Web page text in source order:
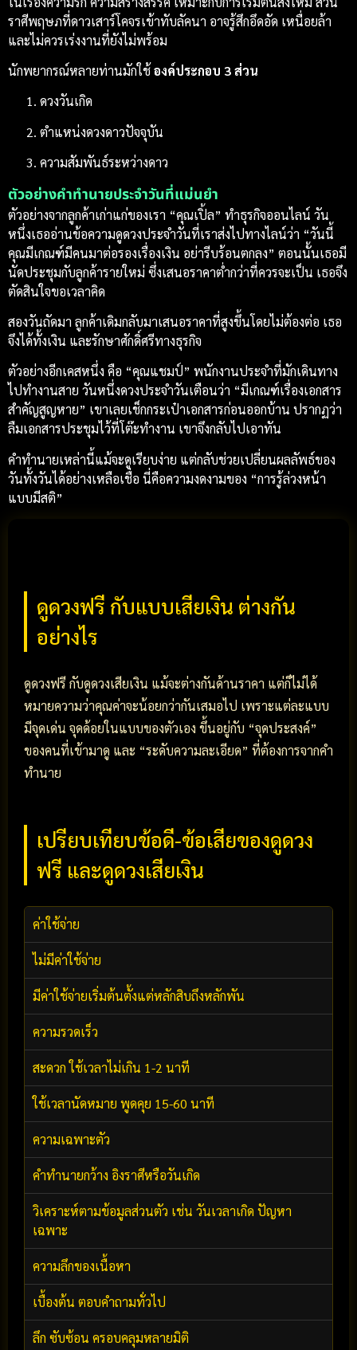
ราศีพฤษภที่ดาวเสาร์โคจรเข้าทับลัคนา อาจรู้สึกอึดอัด เหนื่อยล้า
และไม่ควรเร่งงานที่ยังไม่พร้อม
นักพยากรณ์หลายท่านมักใช้องค์ประกอบ 3 ส่วน
ดวงวันเกิด
ตำแหน่งดวงดาวปัจจุบัน
ความสัมพันธ์ระหว่างดาว
ตัวอย่างคำทำนายประจำวันที่แม่นยำ
ตัวอย่างจากลูกค้าเก่าแก่ของเรา “คุณเปิ้ล” ทำธุรกิจออนไลน์ วัน
หนึ่งเธออ่านข้อความดูดวงประจำวันที่เราส่งไปทางไลน์ว่า “วันนี้
คุณมีเกณฑ์มีคนมาต่อรองเรื่องเงิน อย่ารีบร้อนตกลง” ตอนนั้นเธอมี
นัดประชุมกับลูกค้ารายใหม่ ซึ่งเสนอราคาต่ำกว่าที่ควรจะเป็น เธอจึง
ตัดสินใจขอเวลาคิด
สองวันถัดมา ลูกค้าเดิมกลับมาเสนอราคาที่สูงขึ้นโดยไม่ต้องต่อ เธอ
จึงได้ทั้งเงิน และรักษาศักดิ์ศรีทางธุรกิจ
ตัวอย่างอีกเคสหนึ่ง คือ “คุณแชมป์” พนักงานประจำที่มักเดินทาง
ไปทำงานสาย วันหนึ่งดวงประจำวันเตือนว่า “มีเกณฑ์เรื่องเอกสาร
สำคัญสูญหาย” เขาเลยเช็กกระเป๋าเอกสารก่อนออกบ้าน ปรากฏว่า
ลืมเอกสารประชุมไว้ที่โต๊ะทำงาน เขาจึงกลับไปเอาทัน
คำทำนายเหล่านี้แม้จะดูเรียบง่าย แต่กลับช่วยเปลี่ยนผลลัพธ์ของ
วันทั้งวันได้อย่างเหลือเชื่อ นี่คือความงดงามของ “การรู้ล่วงหน้า
แบบมีสติ”
ดูดวงฟรี กับแบบเสียเงิน ต่างกัน
อย่างไร
ดูดวงฟรี กับดูดวงเสียเงิน แม้จะต่างกันด้านราคา แต่ก็ไม่ได้
หมายความว่าคุณค่าจะน้อยกว่ากันเสมอไป เพราะแต่ละแบบ
มีจุดเด่น จุดด้อยในแบบของตัวเอง ขึ้นอยู่กับ “จุดประสงค์”
ของคนที่เข้ามาดู และ “ระดับความละเอียด” ที่ต้องการจากคำ
ทำนาย
เปรียบเทียบข้อดี-ข้อเสียของดูดวง
ฟรี และดูดวงเสียเงิน
ค่าใช้จ่าย
ไม่มีค่าใช้จ่าย
มีค่าใช้จ่ายเริ่มต้นตั้งแต่หลักสิบถึงหลักพัน
ความรวดเร็ว
สะดวก ใช้เวลาไม่เกิน 1-2 นาที
ใช้เวลานัดหมาย พูดคุย 15-60 นาที
ความเฉพาะตัว
คำทำนายกว้าง อิงราศีหรือวันเกิด
วิเคราะห์ตามข้อมูลส่วนตัว เช่น วันเวลาเกิด ปัญหา
เฉพาะ
ความลึกของเนื้อหา
เบื้องต้น ตอบคำถามทั่วไป
ลึก ซับซ้อน ครอบคลุมหลายมิติ